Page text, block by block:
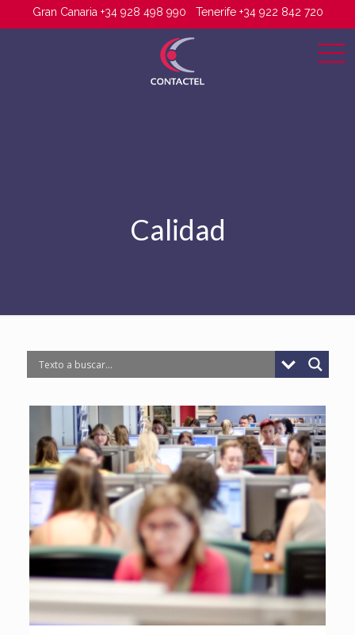
Gran Canaria +34 928 498 990 Tenerife +34 922 842 720
Calidad